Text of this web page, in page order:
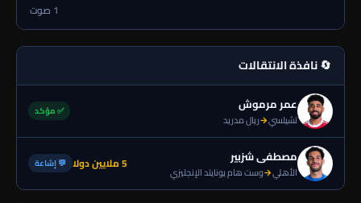
1 صوت
🔄 نافذة الانتقالات
عمر مرموش
تشيلسي→ريال مدريد
✅ مؤكد
مصطفى شزبير
الأهلي→وست هام يونايتد الإنجليزي 5 ملايين دولا 💬 إشاعة